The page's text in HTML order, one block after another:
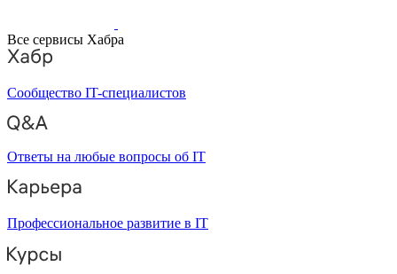
Все сервисы Хабра
Сообщество IT-специалистов
Ответы на любые вопросы об IT
Профессиональное развитие в IT